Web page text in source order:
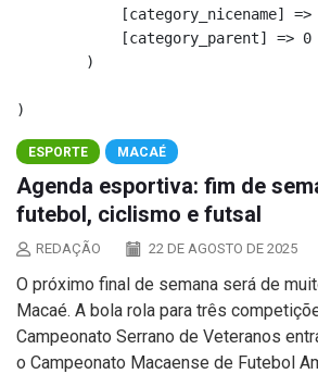
[category_nicename] =>
            [category_parent] => 0
        )
ESPORTE MACAÉ
Agenda esportiva: fim de
futebol, ciclismo e futsal
REDAÇÃO 22 DE AGOSTO DE 2025
O próximo final de semana será de
Macaé. A bola rola para três
Campeonato Serrano de Veteranos
o Campeonato Macaense de Futebol